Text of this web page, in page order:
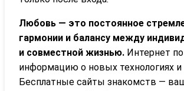
Любовь — это постоянное
гармонии и балансу между
и совместной жизнью. Интернет
информацию о новых технологиях и
Бесплатные сайты знакомств —